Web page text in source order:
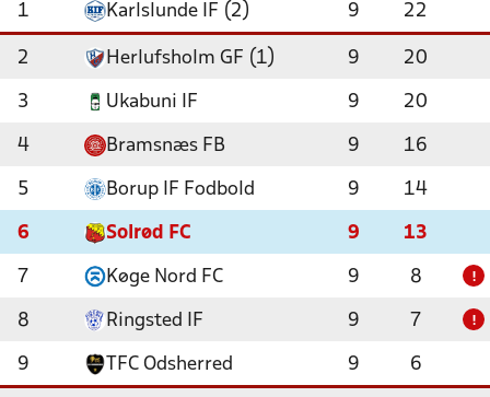
1 Karlslunde IF (2) 9 22
2 Herlufsholm GF (1) 9 20
3 Ukabuni IF 9 20
4 Bramsnæs FB 9 16
5 Borup IF Fodbold 9 14
6 Solrød FC 9 13
7 Køge Nord FC 9 8 !
8 Ringsted IF 9 7 !
9 TFC Odsherred 9 6